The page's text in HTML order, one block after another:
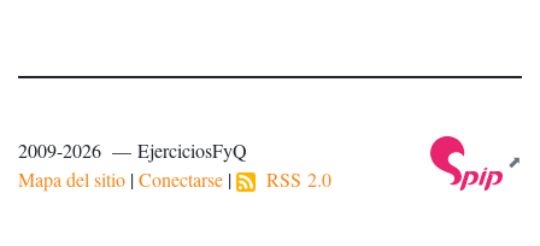
2009-2026 — EjerciciosFyQ
Mapa del sitio |Conectarse | RSS 2.0